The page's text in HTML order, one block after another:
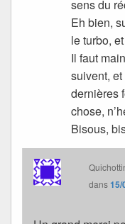
sens du
Eh bien,
le turbo,
Il faut
suivent,
dernières
chose,
Bisous,
dans15/